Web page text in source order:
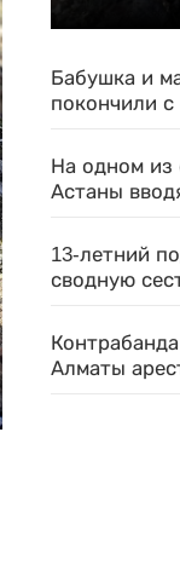
Бабушка и
покончили с
На одном из
Астаны
13-летний
сводную
Алматы